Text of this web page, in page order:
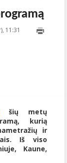
11:31
2015-08-
metų
kurią
ir
Iš viso
Kaune,